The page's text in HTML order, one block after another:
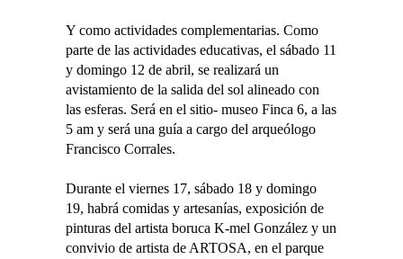
Y como actividades complementarias. Como
parte de las actividades educativas, el sábado 11
y domingo 12 de abril, se realizará un
avistamiento de la salida del sol alineado con
las esferas. Será en el sitio- museo Finca 6, a las
5 am y será una guía a cargo del arqueólogo
Francisco Corrales.
Durante el viernes 17, sábado 18 y domingo
19, habrá comidas y artesanías, exposición de
pinturas del artista boruca K-mel González y un
convivio de artista de ARTOSA, en el parque